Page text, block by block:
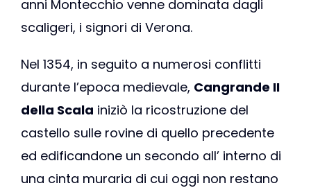
anni Montecchio venne dominata dagli
scaligeri, i signori di Verona.
Nel 1354, in seguito a numerosi conflitti
durante l’epoca medievale, Cangrande II
della Scala iniziò la ricostruzione del
castello sulle rovine di quello precedente
ed edificandone un secondo all’ interno di
una cinta muraria di cui oggi non restano